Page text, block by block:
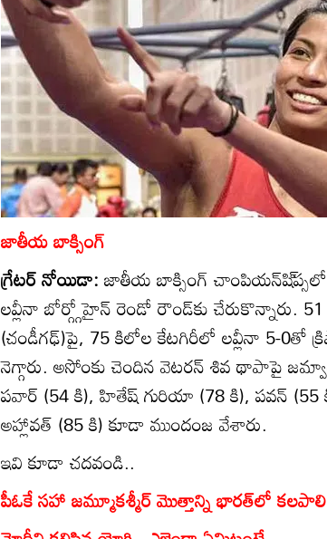
జాతీయ బాక్సింగ్‌
గ్రేటర్‌ నోయిడా:జాతీయ బాక్సింగ్‌
లవ్లీనా బోర్గ్గోహైన్‌ రెండో రౌండ్‌కు చేరుకొన్నారు.
(చండీగఢ్‌)పై, 75 కిలోల కేటగిరీలో లవ్లీనా 5-0తో
నెగ్గారు. అసోంకు చెందిన వెటరన్‌ శివ థాపాపై జమ్వాల్‌
పవార్‌ (54 కి), హితేష్‌ గురియా (78 కి), పవన్‌ (55
అహ్లావత్‌ (85 కి) కూడా ముందంజ వేశారు.
ఇవి కూడా చదవండి..
పీఓకే సహా జమ్మూకశ్మీర్‌ మొత్తాన్ని భారత్‌లో